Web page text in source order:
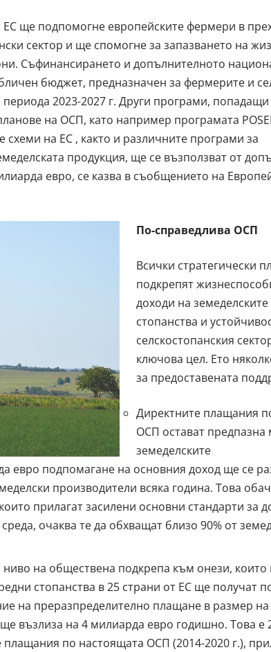
ще подпомогне европейските фермери в
сектор и ще спомогне за запазването на
Съфинансирането и допълнителното
бюджет, предназначен за фермерите и
2023-2027г. Други програми, попадащи
на ОСП, като например програмата
схеми на ЕС, както и различните програми за
продукция, ще се възползват от
евро, се казва в съобщението на
По-справедлива ОСП
Всички стратегически
подкрепят
доходи на земеделските
стопанства и
селскостопанския
ключова цел. Ето
за предоставената
Директните плащания
ОСП остават
земеделските
евро подпомагане на основния доход ще се
производители всяка година. Това
прилагат засилени основни стандарти за
очаква те да обхващат близо 90% от
на обществена подкрепа към онези, които
стопанства в 25 страни от ЕС ще получат
на преразпределително плащане в размер на
възлиза на 4 милиарда евро годишно. Това е
по настоящата ОСП (2014-2020 г.),